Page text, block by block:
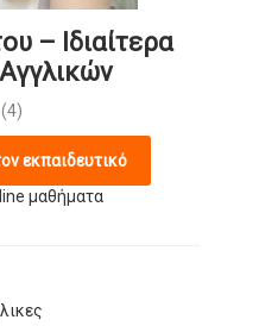
– Ιδιαίτερα
(4)
εκπαιδευτικό
μαθήματα